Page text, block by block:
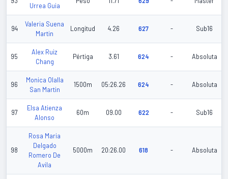
Urrea Guia
94
Valeria Suena
Martin
Longitud 4.26 627 - Sub16
95
Alex Ruiz
Chang
Pértiga 3.61 624 - Absoluta
96
Monica Olalla
San Martin
1500m 05:26.26 624 - Absoluta
97
Elsa Atienza
Alonso
60m 09.00 622 - Sub16
98
Rosa Maria
Delgado
Romero De
Avila
5000m 20:26.00 618 - Absoluta